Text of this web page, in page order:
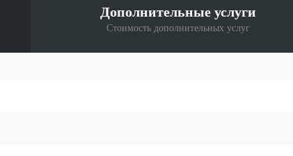
Дополнительныеуслуги
Стоимость дополнительных услуг